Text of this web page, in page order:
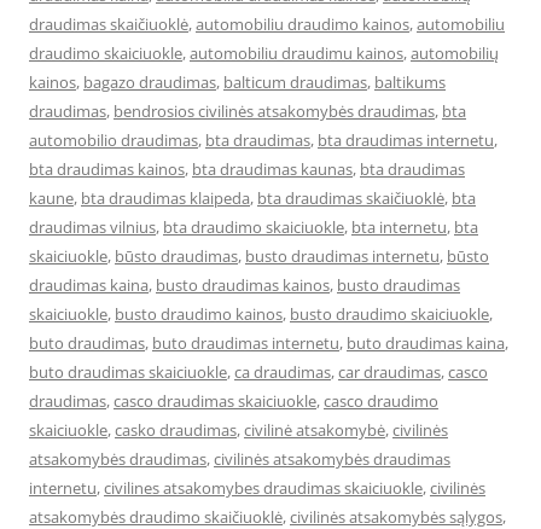
draudimas skaičiuoklė,automobiliu draudimo kainos,automobiliu
draudimo skaiciuokle,automobiliu draudimu kainos,automobilių
kainos, bagazo draudimas, balticum draudimas, baltikums
draudimas, bendrosios civilinės atsakomybės draudimas, bta
automobilio draudimas, bta draudimas, bta draudimas internetu,
bta draudimas kainos, bta draudimas kaunas, bta draudimas
kaune, bta draudimas klaipeda, bta draudimas skaičiuoklė, bta
draudimas vilnius, bta draudimo skaiciuokle, bta internetu, bta
skaiciuokle, būsto draudimas, busto draudimas internetu, būsto
draudimas kaina, busto draudimas kainos, busto draudimas
skaiciuokle, busto draudimo kainos, busto draudimo skaiciuokle,
buto draudimas, buto draudimas internetu, buto draudimas kaina,
buto draudimas skaiciuokle,ca draudimas,car draudimas,casco
draudimas,casco draudimas skaiciuokle,casco draudimo
skaiciuokle,casko draudimas,civilinė atsakomybė,civilinės
atsakomybės draudimas,civilinės atsakomybės draudimas
internetu,civilines atsakomybes draudimas skaiciuokle,civilinės
atsakomybės draudimo skaičiuoklė,civilinės atsakomybės sąlygos,